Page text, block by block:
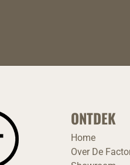
ONTDEK
Home
Over De